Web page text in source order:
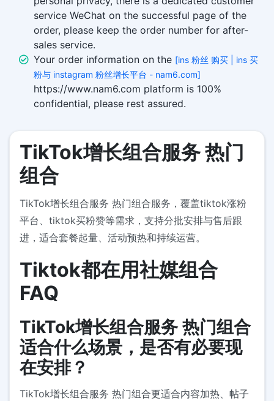
service WeChat on the successful page of the
order, please keep the order number for after-
sales service.
Your order information on the [ins 粉丝 购买 | ins 买
粉与 instagram 粉丝增长平台 - nam6.com]
https://www.nam6.com platform is 100%
confidential, please rest assured.
TikTok增长组合服务 热门
组合
TikTok增长组合服务 热门组合服务，覆盖tiktok涨粉
平台、tiktok买粉赞等需求，支持分批安排与售后跟
进，适合套餐起量、活动预热和持续运营。
Tiktok都在用社媒组合
FAQ
TikTok增长组合服务 热门组合
适合什么场景，是否有必要现
在安排？
TikTok增长组合服务 热门组合更适合内容加热、帖子